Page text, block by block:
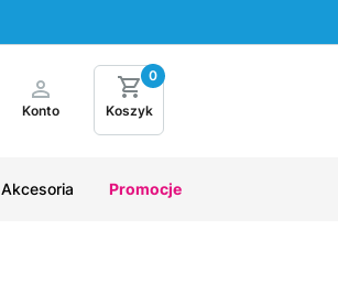
Konto Koszyk
0
Akcesoria Promocje